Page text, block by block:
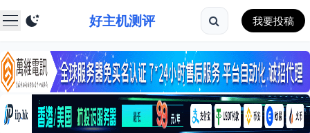
好主机测评 我要投稿